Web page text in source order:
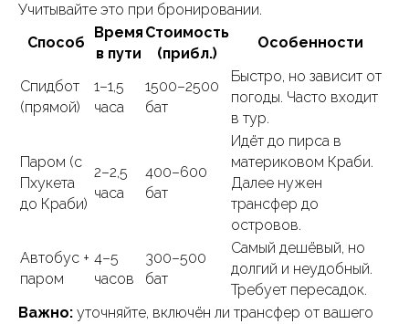
Учитывайте это при бронировании.
Способ
Время
в пути
Стоимость
(прибл.)
Особенности
Спидбот
(прямой)
1–1,5
часа
1500–2500
бат
Быстро, но зависит от
погоды. Часто входит
в тур.
Паром (с
Пхукета
до Краби)
2–2,5
часа
400–600
бат
Идёт до пирса в
материковом Краби.
Далее нужен
трансфер до
островов.
Автобус +
паром
4–5
часов
300–500
бат
Самый дешёвый, но
долгий и неудобный.
Требует пересадок.
Важно: уточняйте, включён ли трансфер от вашего